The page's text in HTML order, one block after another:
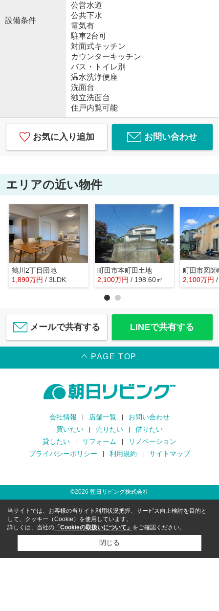
設備条件
公営水道
公共下水
電気有
駐車2台可
対面式キッチン
カウンターキッチン
バス・トイレ別
温水洗浄便座
洗面台
独立洗面台
住戸内覧可能
お気に入り追加 お問い合わせ
エリアの近い物件
鶴川2丁目団地
1,890万円 / 3LDK
町田市本町田土地
2,100万円 / 198.60㎡
町田市図
2,100万円
メールで共有する LINEで共有する
PAGE TOP
会社情報 店舗一覧
お問い合わせ
買いたい
売りたい
借りたい
貸したい
リフォーム
リノベーション
プライバシーポリシー
利用規約 サイトマップ
©2026 朝日リビング株式会社
当サイトでは、お客様の当サイト利用状況把握、サービス向上検討を目的と
して、クッキー（Cookie）を使用しています。
詳しくは、当社の 「Cookieの取扱いについて」 をご確認ください。
閉じる